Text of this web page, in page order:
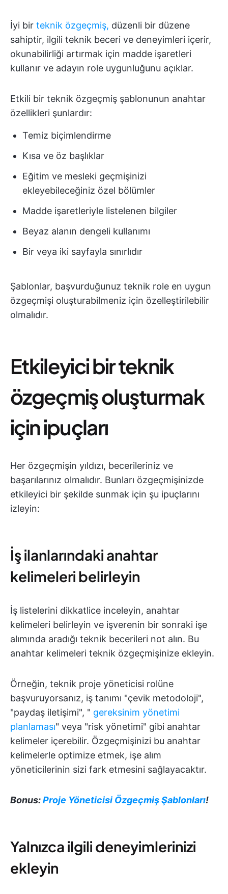
İyi bir teknik özgeçmiş, düzenli bir düzene
sahiptir, ilgili teknik beceri ve deneyimleri içerir,
okunabilirliği artırmak için madde işaretleri
kullanır ve adayın role uygunluğunu açıklar.
Etkili bir teknik özgeçmiş şablonunun anahtar
özellikleri şunlardır:
Temiz biçimlendirme
Kısa ve öz başlıklar
Eğitim ve mesleki geçmişinizi
ekleyebileceğiniz özel bölümler
Madde işaretleriyle listelenen bilgiler
Beyaz alanın dengeli kullanımı
Bir veya iki sayfayla sınırlıdır
Şablonlar, başvurduğunuz teknik role en uygun
özgeçmişi oluşturabilmeniz için özelleştirilebilir
olmalıdır.
Etkileyici bir teknik
özgeçmiş oluşturmak
için ipuçları
Her özgeçmişin yıldızı, becerileriniz ve
başarılarınız olmalıdır. Bunları özgeçmişinizde
etkileyici bir şekilde sunmak için şu ipuçlarını
izleyin:
İş ilanlarındaki anahtar
kelimeleri belirleyin
İş listelerini dikkatlice inceleyin, anahtar
kelimeleri belirleyin ve işverenin bir sonraki işe
alımında aradığı teknik becerileri not alın. Bu
anahtar kelimeleri teknik özgeçmişinize ekleyin.
Örneğin, teknik proje yöneticisi rolüne
başvuruyorsanız, iş tanımı "çevik metodoloji",
"paydaş iletişimi", " gereksinim yönetimi
planlaması" veya "risk yönetimi" gibi anahtar
kelimeler içerebilir. Özgeçmişinizi bu anahtar
kelimelerle optimize etmek, işe alım
yöneticilerinin sizi fark etmesini sağlayacaktır.
Bonus:Proje Yöneticisi Özgeçmiş Şablonları!
Yalnızca ilgili deneyimlerinizi
ekleyin